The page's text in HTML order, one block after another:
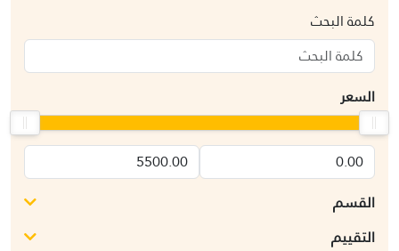
كلمة البحث
السعر
القسم
التقييم